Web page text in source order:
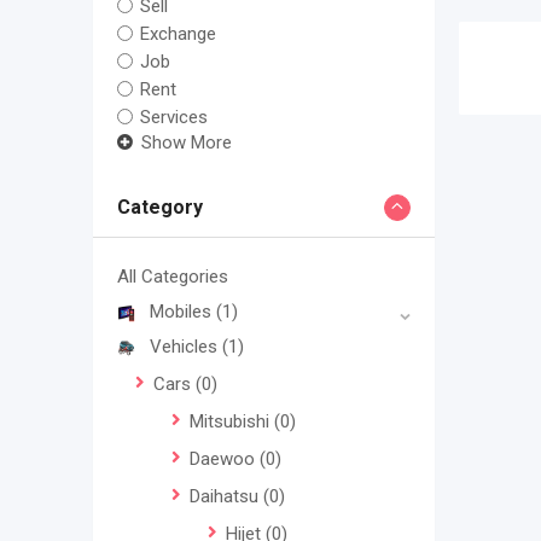
Sell
Exchange
Job
Rent
Services
Show More
Category
All Categories
Mobiles (1)
Vehicles (1)
Cars (0)
Mitsubishi (0)
Daewoo (0)
Daihatsu (0)
Hijet (0)